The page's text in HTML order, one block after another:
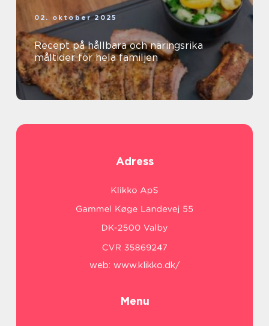
02. oktober 2025
Recept på hållbara och näringsrika
måltider för hela familjen
Adress
web: www.klikko.dk/
Menu